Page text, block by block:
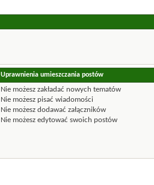
Uprawnienia umieszczania postów
Nie możesz zakładać nowych tematów
Nie możesz pisać wiadomości
Nie możesz dodawać załączników
Nie możesz edytować swoich postów